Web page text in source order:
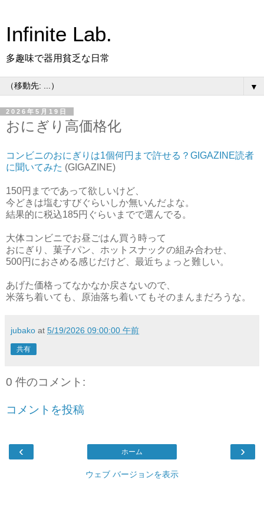
Infinite Lab.
多趣味で器用貧乏な日常
▼
2026年5月19日
おにぎり高価格化
コンビニのおにぎりは1個何円まで許せる？GIGAZINE読者
に聞いてみた (GIGAZINE)
150円までであって欲しいけど、
今どきは塩むすびぐらいしか無いんだよな。
結果的に税込185円ぐらいまでで選んでる。
大体コンビニでお昼ごはん買う時って
おにぎり、菓子パン、ホットスナックの組み合わせ、
500円におさめる感じだけど、最近ちょっと難しい。
あげた価格ってなかなか戻さないので、
米落ち着いても、原油落ち着いてもそのまんまだろうな。
jubako at 5/19/2026 09:00:00 午前
共有
0 件のコメント:
コメントを投稿
‹ ›
ホーム
ウェブ バージョンを表示